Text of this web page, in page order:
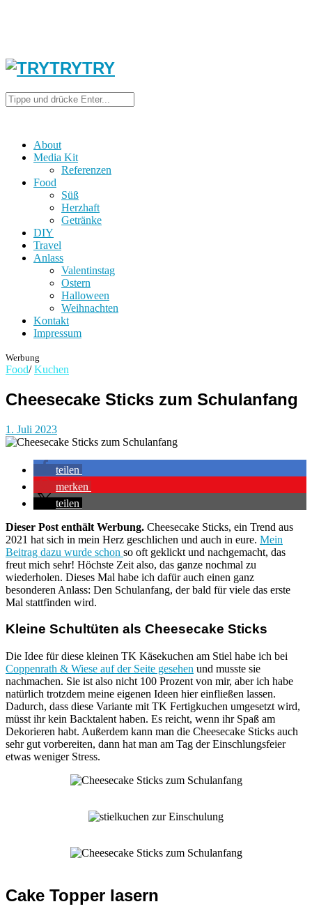
About
Media Kit
Referenzen
Food
Süß
Herzhaft
Getränke
DIY
Travel
Anlass
Valentinstag
Ostern
Halloween
Weihnachten
Kontakt
Impressum
Werbung
Food/ Kuchen
Cheesecake Sticks zum Schulanfang
1. Juli 2023
teilen
merken
teilen
Dieser Post enthält Werbung. Cheesecake Sticks, ein Trend aus
2021 hat sich in mein Herz geschlichen und auch in eure. Mein
Beitrag dazu wurde schon so oft geklickt und nachgemacht, das
freut mich sehr! Höchste Zeit also, das ganze nochmal zu
wiederholen. Dieses Mal habe ich dafür auch einen ganz
besonderen Anlass: Den Schulanfang, der bald für viele das erste
Mal stattfinden wird.
Kleine Schultüten als Cheesecake Sticks
Die Idee für diese kleinen TK Käsekuchen am Stiel habe ich bei
Coppenrath & Wiese auf der Seite gesehen und musste sie
nachmachen. Sie ist also nicht 100 Prozent von mir, aber ich habe
natürlich trotzdem meine eigenen Ideen hier einfließen lassen.
Dadurch, dass diese Variante mit TK Fertigkuchen umgesetzt wird,
müsst ihr kein Backtalent haben. Es reicht, wenn ihr Spaß am
Dekorieren habt. Außerdem kann man die Cheesecake Sticks auch
sehr gut vorbereiten, dann hat man am Tag der Einschlungsfeier
etwas weniger Stress.
Cake Topper lasern